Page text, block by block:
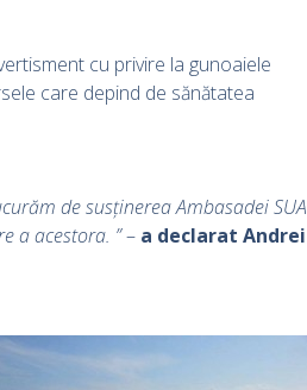
cu privire la gunoaiele
care depind de sănătatea
de susținerea Ambasadei SUA
a acestora. ”– a declarat Andrei